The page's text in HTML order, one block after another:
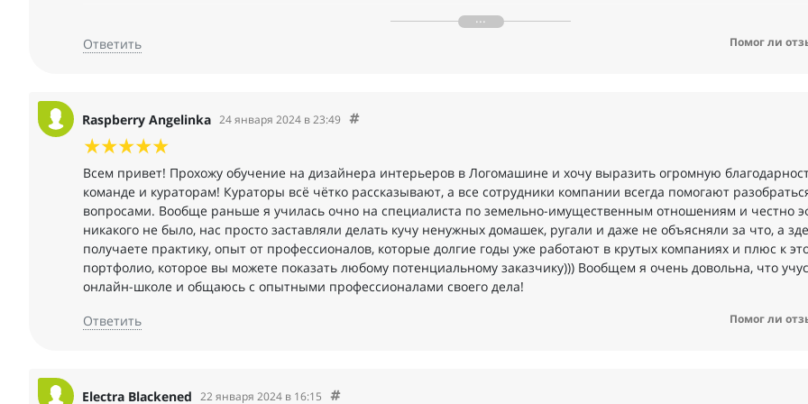
В курсе меня ждала большая теоретическая часть (которую я до сих пор всю не осилила), но практическая часть
это создать 5 кейсов в портфолио. В каждом уроке максимум информации, примеров. Мне повезло, что в моем
дополнительные плюшки: это 2 курса (по стикерам и по карточкам для маркетпелейса) и дополнительно к курсу у
супер, когда ты можешь спросить любой вопрос и куратор всегда тебе поможет.
Пока я не работа по специальности веб-дизайнер, я всё ещё прохожу курс и сфокусирована на нём, но иногда я
просматриваю и откликаюсь на вакансии, меня уже приглашали на собеседование, но я считаю, что ещё рано.
только начинала учиться я не знала ничего о веб дизайне, теперь я знаю столько, что могу создавать удобный и
дизайн сайта.
Ответить Помог ли
Raspberry Angelinka 24 января 2024 в 23:49
Всем привет! Прохожу обучение на дизайнера интерьеров в Логомашине и хочу выразить огромную
команде и кураторам! Кураторы всё чётко рассказывают, а все сотрудники компании всегда помогают
вопросами. Вообще раньше я училась очно на специалиста по земельно-имущественным отношениям и честно
никакого не было, нас просто заставляли делать кучу ненужных домашек, ругали и даже не объясняли за что, а
получаете практику, опыт от профессионалов, которые долгие годы уже работают в крутых компаниях и плюс к
портфолио, которое вы можете показать любому потенциальному заказчику))) Вообщем я очень довольна, что
онлайн-школе и общаюсь с опытными профессионалами своего дела!
Ответить
Помог ли
Electra Blackened 22 января 2024 в 16:15